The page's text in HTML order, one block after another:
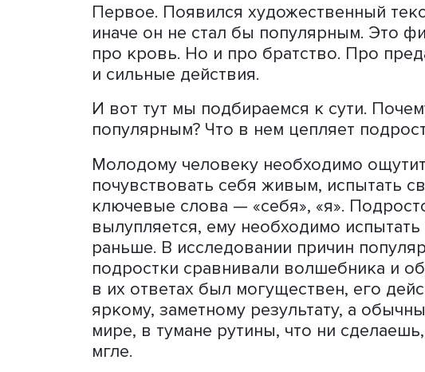
Сначала было «Слово»
Последние недели трудно в Сети
сериала «Слово пацана. Кровь на
правило, гневные: «…уберечь
«романтизация бандитизма
Давайте разбираться по пунктам.
Первое. Появился
иначе он не стал бы
про кровь. Но и про братство.
и сильные действия.
И вот тут мы подбираемся к сути.
популярным? Что в нем цепляет